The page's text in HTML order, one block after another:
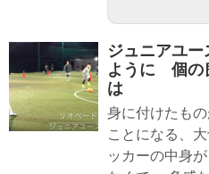
ジュニアユ
ように 個の
は
身に付けたも
ことになる、
ッカーの中身